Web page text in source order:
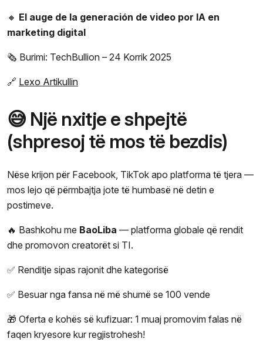
🔸 El auge de la generación de video por IA en
marketing digital
🗞️ Burimi: TechBullion – 24 Korrik 2025
🔗 Lexo Artikullin
😅 Një nxitje e shpejtë
(shpresoj të mos të bezdis)
Nëse krijon për Facebook, TikTok apo platforma të tjera —
mos lejo që përmbajtja jote të humbasë në detin e
postimeve.
🔥 Bashkohu me BaoLiba — platforma globale që rendit
dhe promovon creatorët si TI.
✅ Renditje sipas rajonit dhe kategorisë
✅ Besuar nga fansa në më shumë se 100 vende
🎁 Oferta e kohës së kufizuar: 1 muaj promovim falas në
faqen kryesore kur regjistrohesh!